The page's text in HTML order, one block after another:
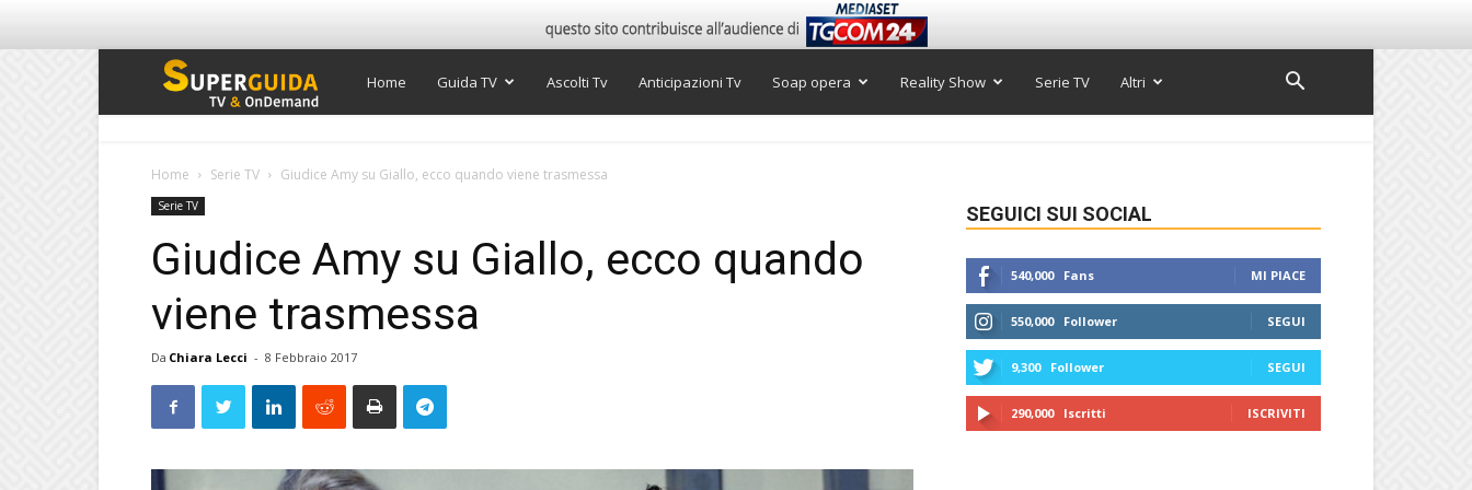
Super
Home Guida TV Ascolti Tv Anticipazioni Tv Soap opera Reality Show Serie TV Altri
Home Serie TV Giudice Amy su Giallo, ecco quando viene trasmessa
Serie TV
Giudice Amy su Giallo, ecco quando
viene trasmessa
Da Chiara Lecci - 8 Febbraio 2017
SEGUICI SUI SOCIAL
540,000 Fans MI PIACE
550,000 Follower SEGUI
9,300 Follower SEGUI
290,000 Iscritti ISCRIVITI